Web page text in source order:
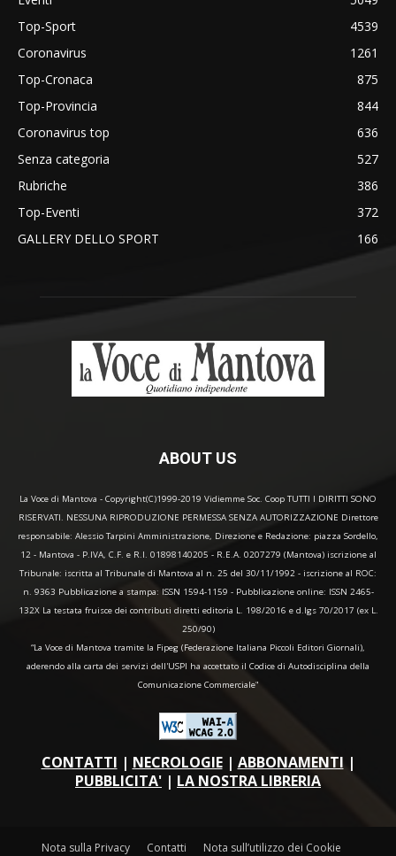
Top-Sport
4539
Coronavirus
1261
Top-Cronaca
875
Top-Provincia
844
Coronavirus top
636
Senza categoria
527
Rubriche
386
Top-Eventi
372
GALLERY DELLO SPORT
166
ABOUT US
La Voce di Mantova - Copyright(C)1999-2019 Vidiemme Soc. Coop TUTTI I DIRITTI SONO
RISERVATI. NESSUNA RIPRODUZIONE PERMESSA SENZA AUTORIZZAZIONE Direttore
responsabile: Alessio Tarpini Amministrazione, Direzione e Redazione: piazza Sordello,
12 - Mantova - P.IVA, C.F. e R.I. 01898140205 - R.E.A. 0207279 (Mantova) iscrizione al
Tribunale: iscritta al Tribunale di Mantova al n. 25 del 30/11/1992 - iscrizione al ROC:
n. 9363 Pubblicazione a stampa: ISSN 1594-1159 - Pubblicazione online: ISSN 2465-
132X La testata fruisce dei contributi diretti editoria L. 198/2016 e d.lgs 70/2017 (ex L.
250/90)
“La Voce di Mantova tramite la Fipeg (Federazione Italiana Piccoli Editori Giornali),
aderendo alla carta dei servizi dell'USPI ha accettato il Codice di Autodisciplina della
Comunicazione Commerciale"
CONTATTI | NECROLOGIE| ABBONAMENTI |
PUBBLICITA' | LA NOSTRA LIBRERIA
Nota sulla Privacy Contatti Nota sull’utilizzo dei Cookie